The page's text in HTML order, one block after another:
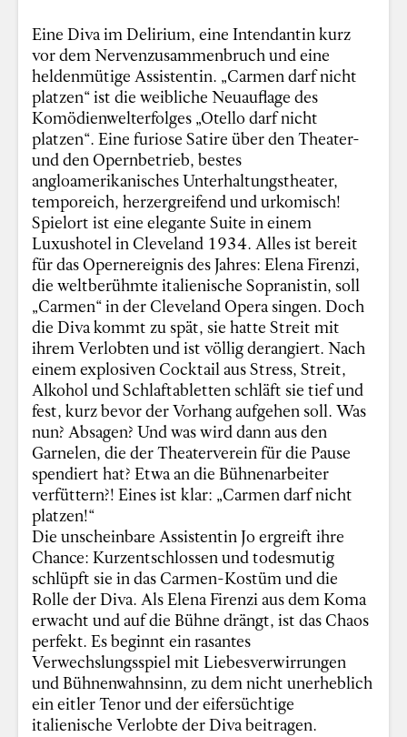
Eine Diva im Delirium, eine Intendantin kurz
vor dem Nervenzusammenbruch und eine
heldenmütige Assistentin. „Carmen darf nicht
platzen“ ist die weibliche Neuauflage des
Komödienwelterfolges „Otello darf nicht
platzen“. Eine furiose Satire über den Theater-
und den Opernbetrieb, bestes
angloamerikanisches Unterhaltungstheater,
temporeich, herzergreifend und urkomisch!
Spielort ist eine elegante Suite in einem
Luxushotel in Cleveland 1934. Alles ist bereit
für das Opernereignis des Jahres: Elena Firenzi,
die weltberühmte italienische Sopranistin, soll
„Carmen“ in der Cleveland Opera singen. Doch
die Diva kommt zu spät, sie hatte Streit mit
ihrem Verlobten und ist völlig derangiert. Nach
einem explosiven Cocktail aus Stress, Streit,
Alkohol und Schlaftabletten schläft sie tief und
fest, kurz bevor der Vorhang aufgehen soll. Was
nun? Absagen? Und was wird dann aus den
Garnelen, die der Theaterverein für die Pause
spendiert hat? Etwa an die Bühnenarbeiter
verfüttern?! Eines ist klar: „Carmen darf nicht
platzen!“
Die unscheinbare Assistentin Jo ergreift ihre
Chance: Kurzentschlossen und todesmutig
schlüpft sie in das Carmen-Kostüm und die
Rolle der Diva. Als Elena Firenzi aus dem Koma
erwacht und auf die Bühne drängt, ist das Chaos
perfekt. Es beginnt ein rasantes
Verwechslungsspiel mit Liebesverwirrungen
und Bühnenwahnsinn, zu dem nicht unerheblich
ein eitler Tenor und der eifersüchtige
italienische Verlobte der Diva beitragen.